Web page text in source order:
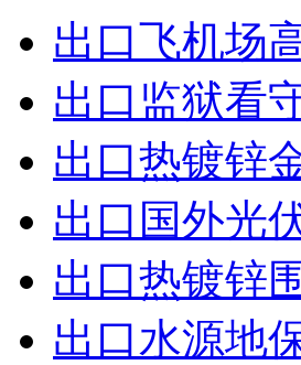
出口飞机场
出口监狱看
出口热镀锌
出口国外光
出口热镀锌
出口水源地